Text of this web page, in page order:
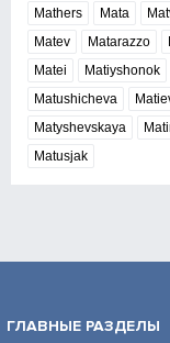
Mathers Mata
Matev
Matarazzo
Matei
Matiyshonok
Matushicheva
Matyshevskaya
Matusjak
ГЛАВНЫЕ РАЗДЕЛЫ